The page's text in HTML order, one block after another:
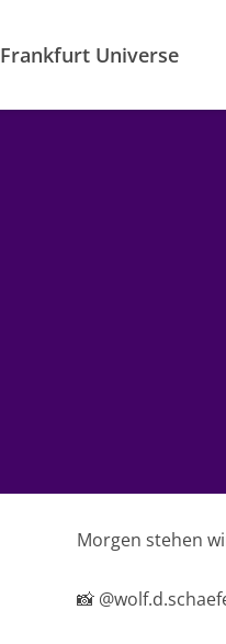
Frankfurt Universe
Morgen stehen
📸